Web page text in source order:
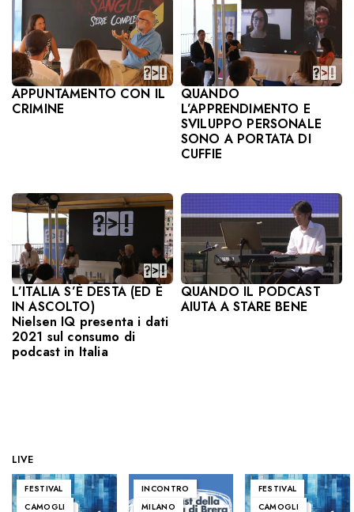
APPUNTAMENTO CON IL
CRIMINE
QUANDO
L’APPRENDIMENTO E
SVILUPPO PERSONALE
SONO A PORTATA DI
CUFFIE
L’ITALIA S’È DESTA (ED È
IN ASCOLTO)
Nielsen IQ presenta i dati
2021 sul consumo di
podcast in Italia
QUANDO IL PODCAST
AIUTA A STARE BENE
LIVE
FESTIVAL
CAMOGLI
INCONTRO
MILANO
FESTIVAL
CAMOGLI